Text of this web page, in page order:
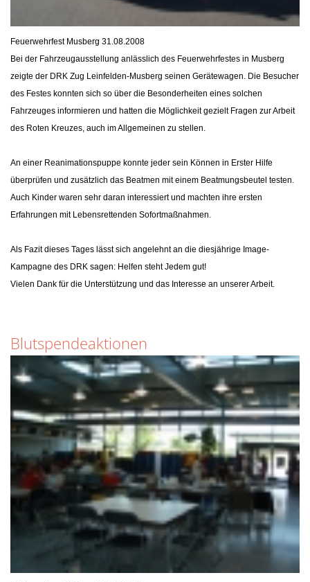
Feuerwehrfest Musberg 31.08.2008
Bei der Fahrzeugausstellung anlässlich des Feuerwehrfestes in Musberg
zeigte der DRK Zug Leinfelden-Musberg seinen Gerätewagen. Die Besucher
des Festes konnten sich so über die Besonderheiten eines solchen
Fahrzeuges informieren und hatten die Möglichkeit gezielt Fragen zur Arbeit
des Roten Kreuzes, auch im Allgemeinen zu stellen.
An einer Reanimationspuppe konnte jeder sein Können in Erster Hilfe
überprüfen und zusätzlich das Beatmen mit einem Beatmungsbeutel testen.
Auch Kinder waren sehr daran interessiert und machten ihre ersten
Erfahrungen mit Lebensrettenden Sofortmaßnahmen.
Als Fazit dieses Tages lässt sich angelehnt an die diesjährige Image-
Kampagne des DRK sagen: Helfen steht Jedem gut!
Vielen Dank für die Unterstützung und das Interesse an unserer Arbeit.
Blutspendeaktionen